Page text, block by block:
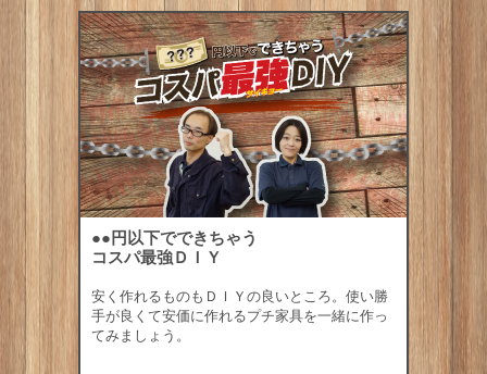
●●円以下でできちゃう
コスパ最強ＤＩＹ
安く作れるものもＤＩＹの良いところ。使い勝
手が良くて安価に作れるプチ家具を一緒に作っ
てみましょう。